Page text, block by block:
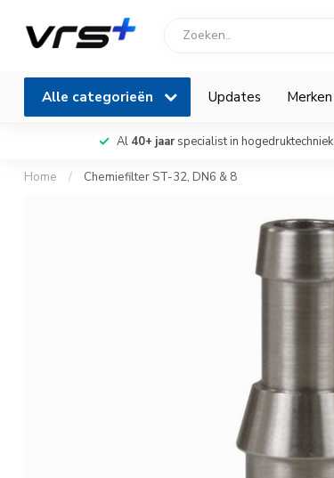
Alle categorieën Updates Merken
Al 40+ jaarspecialist in hogedruktechniek
Home / Chemiefilter ST-32, DN6 & 8